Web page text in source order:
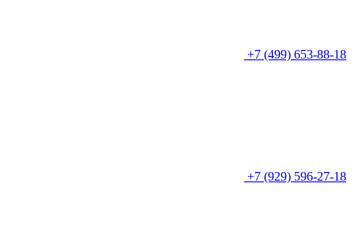
+7 (499) 653-88-18
+7 (929) 596-27-18